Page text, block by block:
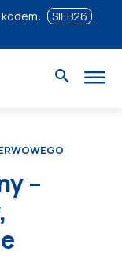
kodem:
SIEB26
–